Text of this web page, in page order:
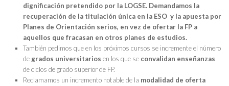
dignificación pretendido por la LOGSE. Demandamos la
recuperación de la titulación única en la ESO y la apuesta por
Planes de Orientación serios, en vez de ofertar la FP a
aquellos que fracasan en otros planes de estudios.
También pedimos que en los próximos cursos se incremente el número
de grados universitarios en los que se convalidan enseñanzas
de ciclos de grado superior de FP.
Reclamamos un incremento notable de la modalidad de oferta